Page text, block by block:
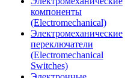
компоненты
(Electromechanical)
Электромеханические
переключатели
(Electromechanical
Switches)